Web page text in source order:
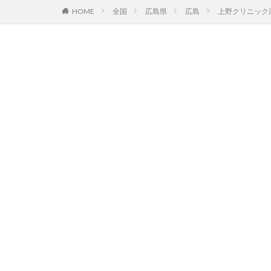
HOME 全国 広島県 広島 上野クリニック